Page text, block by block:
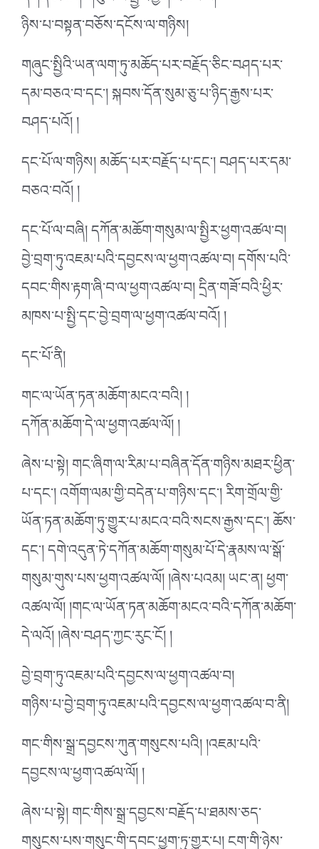
ཉིས་པ་བསྟན་བཅོས་དངོས་ལ་གཉིས།
གཞུང་སྤྱིའི་ཡན་ལག་ཏུ་མཆོད་པར་བརྗོད་ཅིང་བཤད་པར་
དམ་བཅའ་བ་དང་། སྐབས་དོན་སུམ་ཅུ་པ་ཉིད་རྒྱས་པར་
བཤད་པའོ། །
དང་པོ་ལ་གཉིས། མཆོད་པར་བརྗོད་པ་དང་། བཤད་པར་དམ་
བཅའ་བའོ། །
དང་པོ་ལ་བཞི། དཀོན་མཆོག་གསུམ་ལ་སྤྱིར་ཕྱག་འཚལ་བ།
བྱེ་བྲག་ཏུ་འཇམ་པའི་དབྱངས་ལ་ཕྱག་འཚལ་བ། དགོས་པའི་
དབང་གིས་རྟག་ཞི་བ་ལ་ཕྱག་འཚལ་བ། དྲིན་གཟོ་བའི་ཕྱིར་
མཁས་པ་སྤྱི་དང་བྱེ་བྲག་ལ་ཕྱག་འཚལ་བའོ། །
དང་པོ་ནི།
གང་ལ་ཡོན་ཏན་མཆོག་མངའ་བའི། །
དཀོན་མཆོག་དེ་ལ་ཕྱག་འཚལ་ལོ། །
ཞེས་པ་སྟེ། གང་ཞིག་ལ་རིམ་པ་བཞིན་དོན་གཉིས་མཐར་ཕྱིན་
པ་དང་། འགོག་ལམ་གྱི་བདེན་པ་གཉིས་དང་། རིག་གྲོལ་གྱི་
ཡོན་ཏན་མཆོག་ཏུ་གྱུར་པ་མངའ་བའི་སངས་རྒྱས་དང་། ཆོས་
དང་། དགེ་འདུན་ཏེ་དཀོན་མཆོག་གསུམ་པོ་དེ་རྣམས་ལ་སྒོ་
གསུམ་གུས་པས་ཕྱག་འཚལ་ལོ། །ཞེས་པའམ། ཡང་ན། ཕྱག་
འཚལ་ལོ། །གང་ལ་ཡོན་ཏན་མཆོག་མངའ་བའི་དཀོན་མཆོག་
དེ་ལའོ། །ཞེས་བཤད་ཀྱང་རུང་ངོ། །
བྱེ་བྲག་ཏུ་འཇམ་པའི་དབྱངས་ལ་ཕྱག་འཚལ་བ།
གཉིས་པ་བྱེ་བྲག་ཏུ་འཇམ་པའི་དབྱངས་ལ་ཕྱག་འཚལ་བ་ནི།
གང་གིས་སྒྲ་དབྱངས་ཀུན་གསུངས་པའི། །འཇམ་པའི་
དབྱངས་ལ་ཕྱག་འཚལ་ལོ། །
ཞེས་པ་སྟེ། གང་གིས་སྒྲ་དབྱངས་བརྗོད་པ་ཐམས་ཅད་